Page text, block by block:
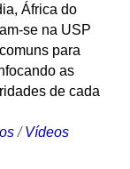
África do
se na USP
para
as
de cada
/Vídeos